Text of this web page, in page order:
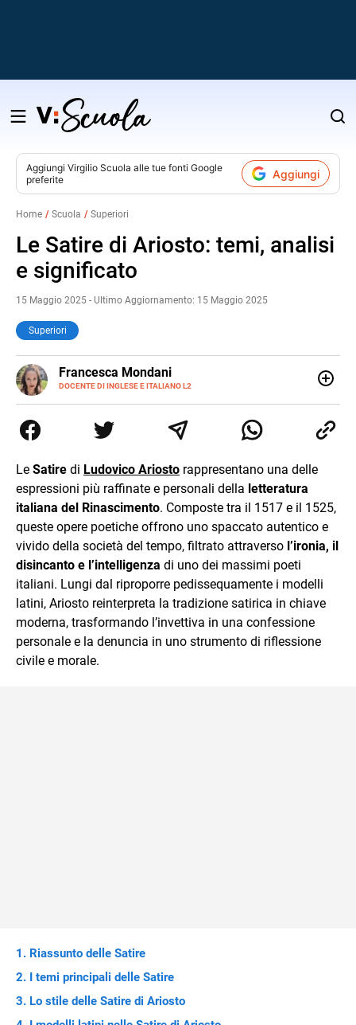
Salta
contenuto
Aggiungi Virgilio Scuola alle tue fonti Google
preferite
Aggiungi
Home Scuola Superiori
Le Satire di Ariosto: temi, analisi
e significato
15 Maggio 2025 - Ultimo Aggiornamento: 15 Maggio 2025
Superiori
Francesca Mondani
DOCENTE DI INGLESE E ITALIANO L2
LINKEDIN
INSTAGRAM
secondaria di secondo grado. Mi occupo inoltre di
traduzioni, SEO Onsite e contenuti per il web. Amo i saggi
della sintesi.
Le Satire di Ludovico Ariosto rappresentano una delle
espressioni più raffinate e personali della letteratura
italiana del Rinascimento. Composte tra il 1517 e il 1525,
queste opere poetiche offrono uno spaccato autentico e
vivido della società del tempo, filtrato attraverso l’ironia, il
disincanto e l’intelligenza di uno dei massimi poeti
italiani. Lungi dal riproporre pedissequamente i modelli
latini, Ariosto reinterpreta la tradizione satirica in chiave
moderna, trasformando l’invettiva in una confessione
personale e la denuncia in uno strumento di riflessione
civile e morale.
Riassunto delle Satire
I temi principali delle Satire
Lo stile delle Satire di Ariosto